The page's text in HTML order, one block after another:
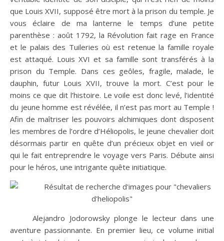
que Louis XVII, supposé être mort à la prison du temple. Je
vous éclaire de ma lanterne le temps d’une petite
parenthèse : août 1792, la Révolution fait rage en France
et le palais des Tuileries où est retenue la famille royale
est attaqué. Louis XVI et sa famille sont transférés à la
prison du Temple. Dans ces geôles, fragile, malade, le
dauphin, futur Louis XVII, trouve la mort. C’est pour le
moins ce que dit l’histoire. Le voile est donc levé, l’identité
du jeune homme est révélée, il n’est pas mort au Temple !
Afin de maîtriser les pouvoirs alchimiques dont disposent
les membres de l’ordre d’Héliopolis, le jeune chevalier doit
désormais partir en quête d’un précieux objet en vieil or
qui le fait entreprendre le voyage vers Paris. Débute ainsi
pour le héros, une intrigante quête initiatique.
Alejandro Jodorowsky plonge le lecteur dans une
aventure passionnante. En premier lieu, ce volume initial